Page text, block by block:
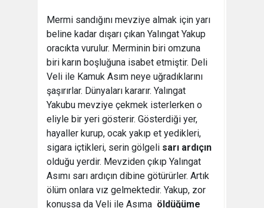
Mermi sandığını mevziye almak için yarı
beline kadar dışarı çıkan Yalıngat Yakup
oracıkta vurulur. Merminin biri omzuna
biri karın boşluğuna isabet etmiştir. Deli
Veli ile Kamuk Asım neye uğradıklarını
şaşırırlar. Dünyaları kararır. Yalıngat
Yakubu mevziye çekmek isterlerken o
eliyle bir yeri gösterir. Gösterdiği yer,
hayaller kurup, ocak yakıp et yedikleri,
sigara içtikleri, serin gölgeli sarı ardıçın
olduğu yerdir. Mevziden çıkıp Yalıngat
Asımı sarı ardıçın dibine götürürler. Artık
ölüm onlara vız gelmektedir. Yakup, zor
konuşsa da Veli ile Asıma  öldüğüme